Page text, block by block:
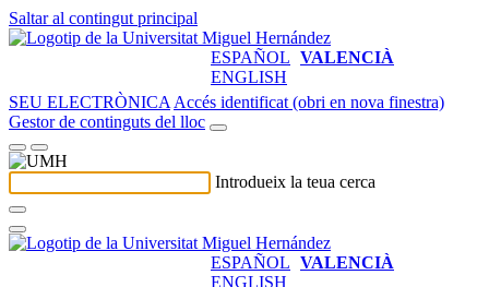
Saltar al contingut principal
ESPAÑOL VALENCIÀ
ENGLISH
SEU ELECTRÒNICA Accés identificat (obri en nova finestra)
Gestor de continguts del lloc
Introdueix la teua cerca
ESPAÑOL VALENCIÀ
ENGLISH